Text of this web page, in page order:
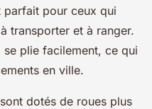
parfait pour ceux qui
transporter et à ranger.
se plie facilement, ce qui
en ville.
dotés de roues plus